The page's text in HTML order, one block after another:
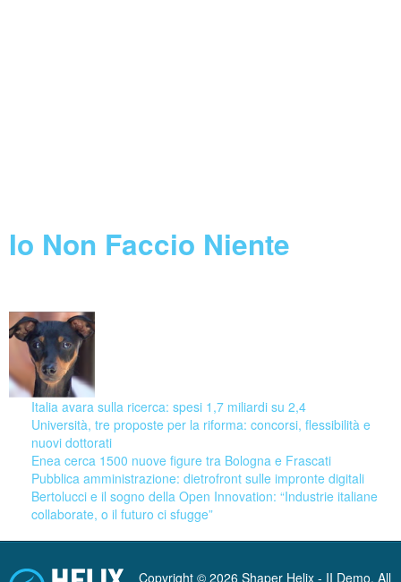
Io Non Faccio Niente
Italia avara sulla ricerca: spesi 1,7 miliardi su 2,4
Università, tre proposte per la riforma: concorsi, flessibilità e
nuovi dottorati
Enea cerca 1500 nuove figure tra Bologna e Frascati
Pubblica amministrazione: dietrofront sulle impronte digitali
Bertolucci e il sogno della Open Innovation: “Industrie italiane
collaborate, o il futuro ci sfugge”
Copyright © 2026 Shaper Helix - II Demo. All